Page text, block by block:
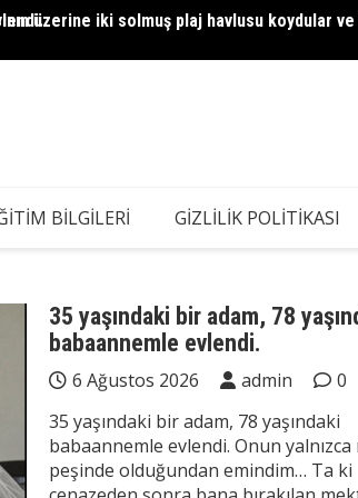
üzerine iki solmuş plaj havlusu koydular
BILGILERI GIZLILIK POLITIKASI
35 yaşındaki bir adam, 78
babaannemle evlendi.
6 Ağustos 2026 admin
0
35 yaşındaki bir adam, 78 yaşındaki
babaannemle evlendi. Onun yalnızca
peşinde olduğundan emindim… Ta ki